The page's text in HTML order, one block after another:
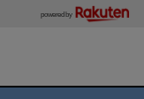
powered by